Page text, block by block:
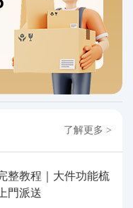
了解更多 >
整教程｜大件功能梳
門派送